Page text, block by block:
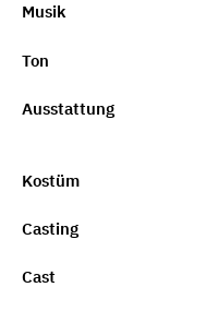
Musik
Ton
Ausstattung
Kostüm
Casting
Cast